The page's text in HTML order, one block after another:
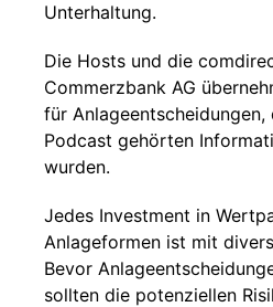
Unterhaltung.
Die Hosts und die
Commerzbank AG
für
Podcast gehörten
wurden.
Jedes Investment in
Anlageformen ist mit
Bevor
sollten die potenziellen